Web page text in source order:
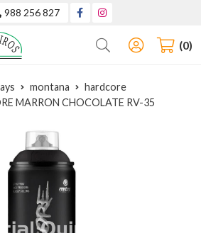
988 256 827
Buscar 0
montana
hardcore
MARRON CHOCOLATE RV-35